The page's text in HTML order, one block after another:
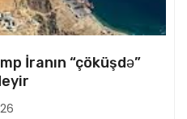
İranın “çöküşdə”